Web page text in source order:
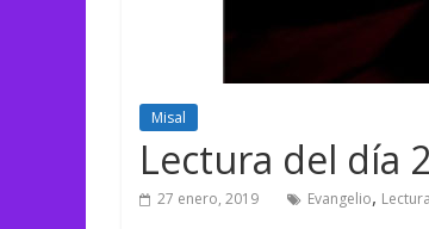
Misal
Lectura del día
27 enero, 2019 Evangelio, Lectura